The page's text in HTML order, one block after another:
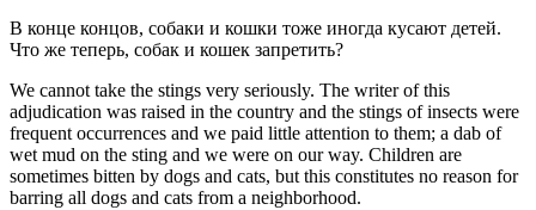
В конце концов, собаки и кошки тоже иногда кусают детей.
Что же теперь, собак и кошек запретить?
We cannot take the stings very seriously. The writer of this
adjudication was raised in the country and the stings of insects were
frequent occurrences and we paid little attention to them; a dab of
wet mud on the sting and we were on our way. Children are
sometimes bitten by dogs and cats, but this constitutes no reason for
barring all dogs and cats from a neighborhood.